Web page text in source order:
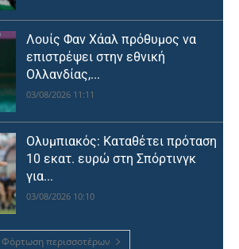
Λουίς Φαν Χάαλ πρόθυμος να
επιστρέψει στην εθνική
Ολλανδίας,...
03/08/2026 11:11
Ολυμπιακός: Καταθέτει πρόταση
10 εκατ. ευρώ στη Σπόρτινγκ
για...
03/08/2026 10:10
Φόρτωση περισσοτέρων